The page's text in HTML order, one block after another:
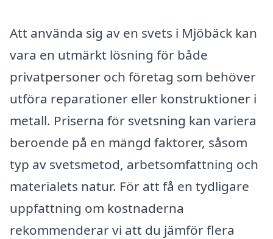
Att använda sig av en svets i Mjöbäck kan
vara en utmärkt lösning för både
privatpersoner och företag som behöver
utföra reparationer eller konstruktioner i
metall. Priserna för svetsning kan variera
beroende på en mängd faktorer, såsom
typ av svetsmetod, arbetsomfattning och
materialets natur. För att få en tydligare
uppfattning om kostnaderna
rekommenderar vi att du jämför flera